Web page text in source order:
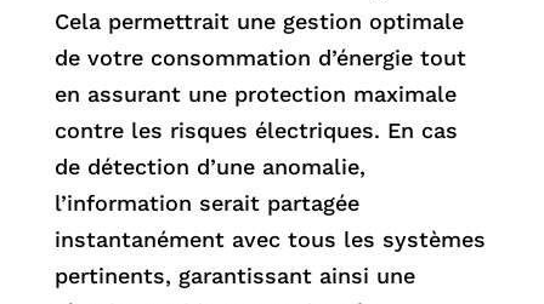
Cela permettrait une gestion optimale
de votre consommation d’énergie tout
en assurant une protection maximale
contre les risques électriques. En cas
de détection d’une anomalie,
l’information serait partagée
instantanément avec tous les systèmes
pertinents, garantissant ainsi une